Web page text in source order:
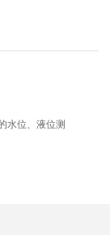
排水
水位、液位测